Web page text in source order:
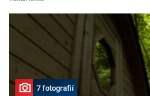
7 fotografií